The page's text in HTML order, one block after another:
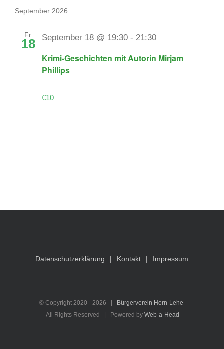
wählen.
September 2026
Fr.
18
Krimi-Geschichten mit Autorin Mirjam
Phillips
September 18 @ 19:30 - 21:30
€10
Datenschutzerklärung Kontakt Impressum
© Copyright 2020 - 2026 |
Bürgerverein Horn-Lehe
All Rights Reserved | Powered by Web-a-Head